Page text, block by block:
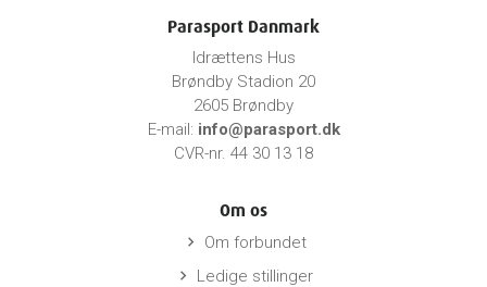
Parasport Danmark
Idrættens Hus
Brøndby Stadion 20
2605 Brøndby
E-mail: info@parasport.dk
CVR-nr. 44 30 13 18
Om os
keyboard_arrow_right Om forbundet
keyboard_arrow_right Ledige stillinger